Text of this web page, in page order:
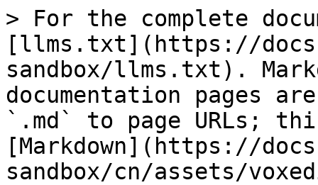
> For the complete
[llms.txt](https://
sandbox/llms.txt).
documentation pages
`.md` to page URLs;
[Markdown](https://
sandbox/cn/assets/